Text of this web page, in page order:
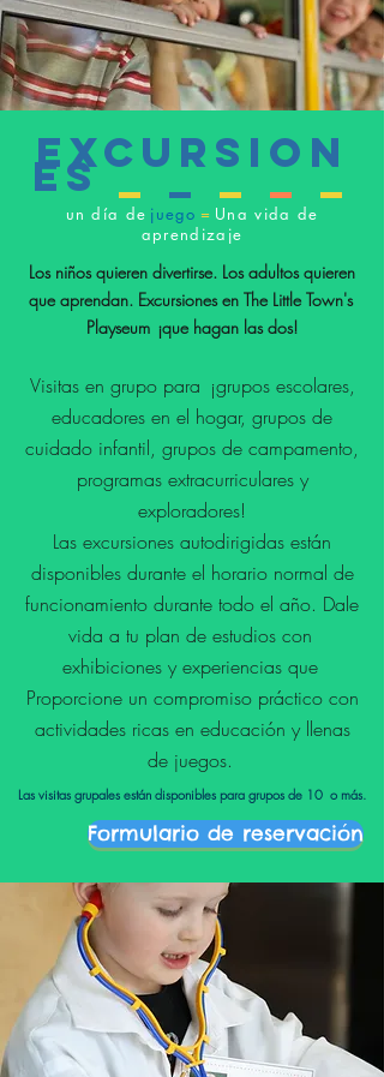
Excursion
es _ _ _ _ _
un día de juego = Una vida de
aprendizaje
Los niños quieren divertirse. Los adultos quieren
que aprendan. Excursiones en The Little Town's
Playseum ¡que hagan las dos!
Visitas en grupo para ¡grupos escolares,
educadores en el hogar, grupos de
cuidado infantil, grupos de campamento,
programas extracurriculares y
exploradores!
Las excursiones autodirigidas están
disponibles durante el horario normal de
funcionamiento durante todo el año. Dale
vida a tu plan de estudios con
exhibiciones y experiencias que
Proporcione un compromiso práctico con
actividades ricas en educación y llenas
de juegos.
Las visitas grupales están disponibles para grupos de 10 o más.
Formulario de reservación